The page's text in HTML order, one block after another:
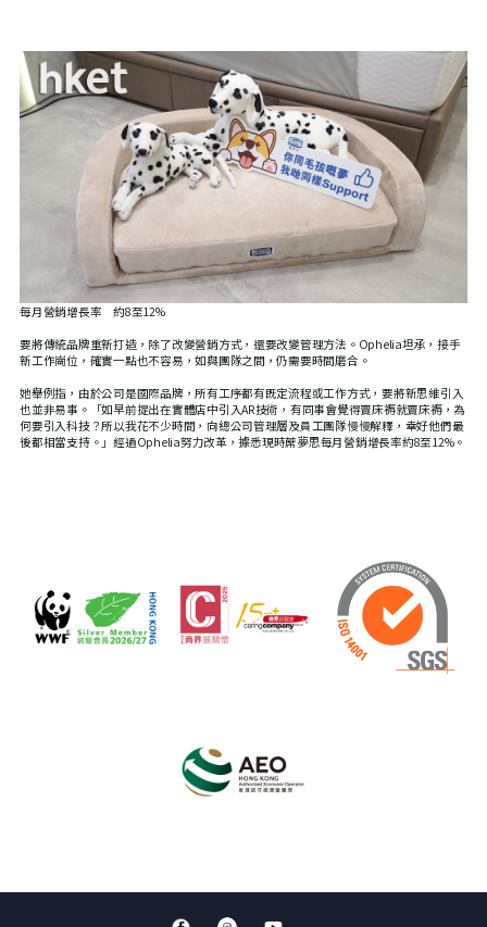
每月營銷增長率 約8至12%
要將傳統品牌重新打造，除了改變營銷方式，還要改變管理方法。Ophelia坦承，接手
新工作崗位，確實一點也不容易，如與團隊之間，仍需要時間磨合。
她舉例指，由於公司是國際品牌，所有工序都有既定流程或工作方式，要將新思維引入
也並非易事。「如早前提出在實體店中引入AR技術，有同事會覺得賣床褥就賣床褥，為
何要引入科技？所以我花不少時間，向總公司管理層及員工團隊慢慢解釋，幸好他們最
後都相當支持。」經過Ophelia努力改革，據悉現時蓆夢思每月營銷增長率約8至12%。